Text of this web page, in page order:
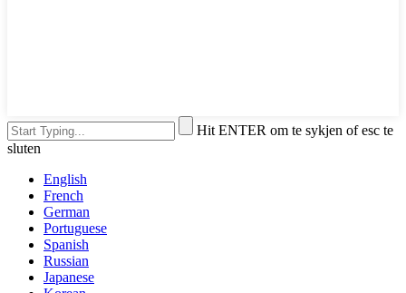
Hit ENTER om te sykjen of esc te
sluten
English
French
German
Portuguese
Spanish
Russian
Japanese